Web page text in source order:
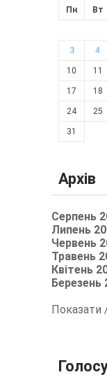
Пн Вт
3 4
10 11
17 18
24 25
31
Архів
Серпень
Липень
Червень
Травень
Квітень
Березень
Показати